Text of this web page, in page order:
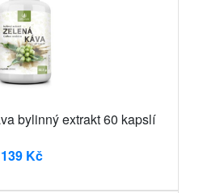
bylinný extrakt 60 kapslí
139 Kč